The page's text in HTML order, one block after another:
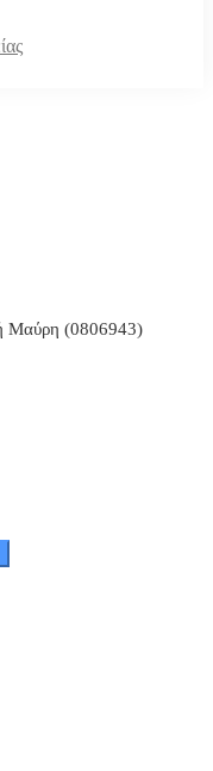
Μαύρη (0806943)